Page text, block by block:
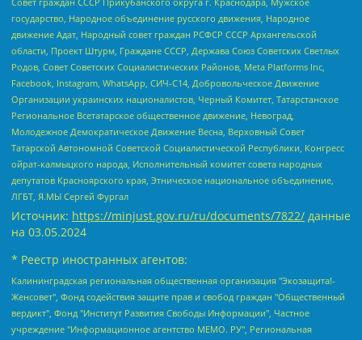
государство, Народное объединение русского движения, Народное
движение Адат, Народный совет граждан РСФСР СССР Архангельской
области, Проект Штурм, Граждане СССР, Держава Союз Советских Светлых
Родов, Совет Советских Социалистических Районов, Meta Platforms Inc,
Facebook, Instagram, WhatsApp, СИЧ-С14, Добровольческое Движение
Организации украинских националистов, Черный Комитет, Татарстанское
Региональное Всетатарское общественное движение, Невоград,
Молодежное Демократическое Движение Весна, Верховный Совет
Татарской Автономной Советской Социалистической Республики, Конгресс
ойрат-калмыцкого народа, Исполнительный комитет совета народных
депутатов Красноярского края, Этническое национальное объединение,
ЛГБТ, Я.МЫ Сергей Фургал
Источник: https://minjust.gov.ru/ru/documents/7822/ данные
на 03.05.2024
* Реестр иностранных агентов:
Калининградская региональная общественная организация "Экозащита!-Женсовет", Фонд содействия защите прав и свобод граждан "Общественный вердикт", Фонд "Институт Развития Свободы Информации", Частное учреждение "Информационное агентство МЕМО. РУ", Региональная общественная организация "Общественная комиссия по сохранению наследия академика Сахарова", Фонд поддержки свободы прессы, Санкт-Петербургская общественная правозащитная организация "Гражданский контроль", Межрегиональная общественная организация "Информационно-просветительский центр "Мемориал", Региональный Фонд "Центр Защиты Прав Средств Массовой Информации", с 05.12.2023 Фонд "Центр Защиты Прав Средств массовой информации", Региональная общественная благотворительная организация помощи беженцам и мигрантам "Гражданское содействие", Негосударственное образовательное учреждение дополнительного профессионального образования (повышение квалификации) специалистов "АКАДЕМИЯ ПО ПРАВАМ ЧЕЛОВЕКА", Свердловская региональная общественная организация "Сутяжник", Автономная некоммерческая организация "Центр независимых социологических исследований", Союз общественных объединений "Российский исследовательский центр по правам человека", Региональное общественное учреждение научно-информационный центр "МЕМОРИАЛ", Некоммерческая организация "Фонд защиты гласности", Автономная некоммерческая организация "Институт прав человека", Городская общественная организация "Екатеринбургское общество "МЕМОРИАЛ", Городская общественная организация "Рязанское историко-просветительское и правозащитное общество "Мемориал" (Рязанский Мемориал), Челябинский региональный орган общественной самодеятельности – женское общественное объединение "Женщины Евразии", Челябинский региональный орган общественной самодеятельности "Уральская правозащитная группа", Фонд содействия защите здоровья и социальной справедливости имени Андрея Рылькова, Автономная Некоммерческая Организация "Аналитический Центр Юрия Левады", Автономная некоммерческая организация социальной поддержки населения "Проект Апрель", Региональная общественная организация помощи женщинам и детям, находящимся в кризисной ситуации "Информационно-методический центр "Анна", Фонд содействия развитию массовых коммуникаций и правовому просвещению "Так-так-Так", Фонд содействия устойчивому развитию "Серебряная тайга", Свердловский региональный общественный фонд социальных проектов "Новое время", "Idel.Реалии", Кавказ.Реалии, Крым.Реалии, Телеканал Настоящее Время, Татаро-башкирская служба Радио Свобода (Azatliq Radiosi), Радио Свободная Европа/Радио Свобода (PCE/PC), "Сибирь.Реалии", "Фактограф", Благотворительный фонд помощи осужденным и их семьям, Автономная некоммерческая организация "Институт глобализации и социальных движений", Фонд "В защиту прав заключенных", Частное учреждение "Центр поддержки и содействия развитию средств массовой информации", Пензенский региональный общественный благотворительный фонд "Гражданский союз", "Север.Реалии", Некоммерческая организация Фонд "Правовая инициатива", Общество с ограниченной ответственностью "Радио Свободная Европа/Радио Свобода", Чешское информационное агентство "MEDIUM-ORIENT", Красноярская региональная общественная организация "Мы против СПИДа", Камалягин Денис Николаевич, Маркелов Сергей Евгеньевич, Пономарев Лев Александрович, Савицкая Людмила Алексеевна, Автономная некоммерческая организация "Центр по работе с проблемой насилия "НАСИЛИЮ.НЕТ", Межрегиональный профессиональный союз работников здравоохранения "Альянс врачей", Юридическое лицо, зарегистрированное в Латвийской Республике, SIA "Medusa Project" (регистрационный номер 40103797863, дата регистрации 10.06.2014), Некоммерческая организация "Фонд по борьбе с коррупцией", Автономная некоммерческая организация "Институт права и публичной политики", Баданин Роман Сергеевич, Гликин Максим Александрович, Железнова Мария Михайловна, Лукьянова Юлия Сергеевна, Маетная Елизавета Витальевна, Маняхин Петр Борисович, Чуракова Ольга Владимировна, Ярош Юлия Петровна, Юридическое лицо "The Insider SIA", зарегистрированное в Риге, Латвийская Республика (дата регистрации 26.06.2015), являющееся администратором доменного имени интернет-издания "The Insider SIA", https://theins.ru, Постернак Алексей Евгеньевич, Рубин Михаил Аркадьевич, Анин Роман Александрович, Юридическое лицо Istories fonds, зарегистрированное в Латвийской Республике (регистрационный номер 50008295751, дата регистрации 24.02.2020), Великовский Дмитрий Александрович, Долинина Ирина Николаевна, Мароховская Алеся Алексеевна, Шлейнов Роман Юрьевич, Шмагун Олеся Валентиновна, Общество с ограниченной ответственностью "Альтаир 2021", Общество с ограниченной ответственностью "Вега 2021", Общество с ограниченной ответственностью "Главный редактор 2021", Общество с ограниченной ответственностью "Ромашки монолит", Важенков Артем Валерьевич, Ивановская областная общественная организация "Центр гендерных исследований", Гурман Юрий Альбертович, Медиапроект "ОВД-Инфо", Егоров Владимир Владимирович, Жилинский Владимир Александрович, Общество с ограниченной ответственностью "ЗП", Иванова София Юрьевна, Карезина Инна Павловна, Кильтау Екатерина Викторовна, Петров Алексей Викторович, Пискунов Сергей Евгеньевич, Смирнов Сергей Сергеевич, Тихонов Михаил Сергеевич, Общество с ограниченной ответственностью "ЖУРНАЛИСТ-ИНОСТРАННЫЙ АГЕНТ", Арапова Галина Юрьевна, Вольтская Татьяна Анатольевна, Американская компания "Mason G.E.S. Anonymous Foundation" (США), являющаяся владельцем интернет-издания https://mnews.world/, Компания "Stichting Bellingcat", зарегистрированная в Нидерландах (дата регистрации 11.07.2018), Захаров Андрей Вячеславович, Клепиковская Екатерина Дмитриевна, Общество с ограниченной ответственностью "МЕМО", Перл Роман Александрович, Симонов Евгений Алексеевич, Соловьева Елена Анатольевна, Сотников Даниил Владимирович, Сурначева Елизавета Дмитриевна, Автономная некоммерческая организация по защите прав человека и информированию населения "Якутия – Наше Мнение", Общество с ограниченной ответственностью "Москоу диджитал медиа", с 26.01.2023 Общество с ограниченной ответственностью "Чайка Белые сады", Ветошкина Валерия Валерьевна, Заговора Максим Александрович, Межрегиональное общественное движение "Российская ЛГБТ - сеть", Оленичев Максим Владимирович, Павлов Иван Юрьевич, Скворцова Елена Сергеевна, Общество с ограниченной ответственностью "Как бы инагент", Кочетков Игорь Викторович, Общество с ограниченной ответственностью "Честные выборы", Еланчик Олег Александрович, Общество с ограниченной ответственностью "Нобелевский призыв", Гималова Регина Эмилевна, Григорьев Андрей Валерьевич, Григорьева Алина Александровна, Ассоциация по содействию защите прав призывников, альтернативнослужащих и военнослужащих "Правозащитная группа "Гражданин.Армия.Право", Хисамова Регина Фаритовна, Автономная некоммерческая организация по реализации социально-правовых программ "Лилит", Дальневосточное общественное движение "Маяк", Санкт-Петербургская ЛГБТ-инициативная группа "Выход", Инициативная группа ЛГБТ+ "Реверс", Алексеев Андрей Викторович, Бекбулатова Таисия Львовна, Беляев Иван Михайлович, Владыкина Елена Сергеевна, Гельман Марат Александрович, Никульшина Вероника Юрьевна, Толоконникова Надежда Андреевна, Шендерович Виктор Анатольевич, Общество с ограниченной ответственностью "Данное сообщение", Общество с ограниченной ответственностью Издательский дом "Новая глава", Айнбиндер Александра Александровна, Московский комьюнити-центр для ЛГБТ+инициатив, Благотворительный фонд развития филантропии, Deutsche Welle (Германия, Kurt-Schumacher-Strasse 3, 53113 Bonn), Борзунова Мария Михайловна, Воробьев Виктор Викторович, Голубева Анна Львовна, Константинова Алла Михайловна, Малкова Ирина Владимировна, Мурадов Мурад Абдулгалимович, Осетинская Елизавета Николаевна, Понасенков Евгений Николаевич, Ганапольский Матвей Юрьевич, Киселев Евгений Алексеевич, Борухович Ирина Григорьевна, Дремин Иван Тимофеевич, Дубровский Дмитрий Викторович, Красноярская региональная общественная организация поддержки и развития альтернативных образовательных технологий и межкультурных коммуникаций "ИНТЕРРА", Маяковская Екатерина Алексеевна, Фейгин Марк Захарович, Филимонов Андрей Викторович, Дзугкоева Регина Николаевна, Доброхотов Роман Александрович, Дудь Юрий Александрович, Елкин Сергей Владимирович, Кругликов Кирилл Игоревич, Сабунаева Мария Леонидовна, Семенов Алексей Владимирович, Шаинян Карен Багратович, Шульман Екатерина Михайловна, Асафьев Артур Валерьевич, Вахштайн Виктор Семенович, Венедиктов Алексей Алексеевич, Лушникова Екатерина Евгеньевна, Волков Леонид Михайлович, Невзоров Александр Глебович, Пархоменко Сергей Борисович, Сироткин Ярослав Николаевич, Кара-Мурза Владимир Владимирович, Баранова Наталья Владимировна, Гозман Леонид Яковлевич, Кагарлицкий Борис Юльевич, Климарев Михаил Валерьевич, Милов Владимир Станиславович, Автономная некоммерческая организация Краснодарский центр современного искусства "Типография", Моргенштерн Алишер Тагирович, Соболь Любовь Эдуардовна, Общество с ограниченной ответственностью "ЛИЗА НОРМ", Каспаров Гарри Кимович, Ходорковский Михаил Борисович, Общество с ограниченной ответственностью "Апрельские тезисы", Данилович Ирина Брониславовна, Кашин Олег Владимирович, Петров Николай Владимирович, Пивоваров Алексей Владимирович, Соколов Михаил Владимирович, Цветкова Юлия Владимировна, Чичваркин Евгений Александрович, Комитет против пыток/Команда против пыток, Общество с ограниченной ответственностью "Первый научный", Общество с ограниченной ответственностью "Вертолет и ко", Белоцерковская Вероника Борисовна, Кац Максим Евгеньевич, Лазарева Татьяна Юрьевна, Шаведдинов Руслан Табризович, Яшин Илья Валерьевич, Общество с ограниченной ответственностью "Иноагент ААВ", Алешковский Дмитрий Петрович, Альбац Евгения Марковна, Быков Дмитрий Львович, Галямина Юлия Евгеньевна, Лойко Сергей Леонидович, Мартынов Кирилл Константинович, Медведев Сергей Александрович, Крашенинников Федор Геннадиевич, Гордеева Катерина Вл